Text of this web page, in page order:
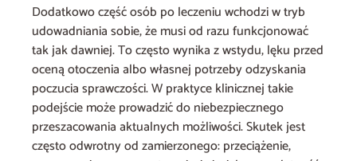
Dodatkowo część osób po leczeniu wchodzi w tryb
udowadniania sobie, że musi od razu funkcjonować
tak jak dawniej. To często wynika z wstydu, lęku przed
oceną otoczenia albo własnej potrzeby odzyskania
poczucia sprawczości. W praktyce klinicznej takie
podejście może prowadzić do niebezpiecznego
przeszacowania aktualnych możliwości. Skutek jest
często odwrotny od zamierzonego: przeciążenie,